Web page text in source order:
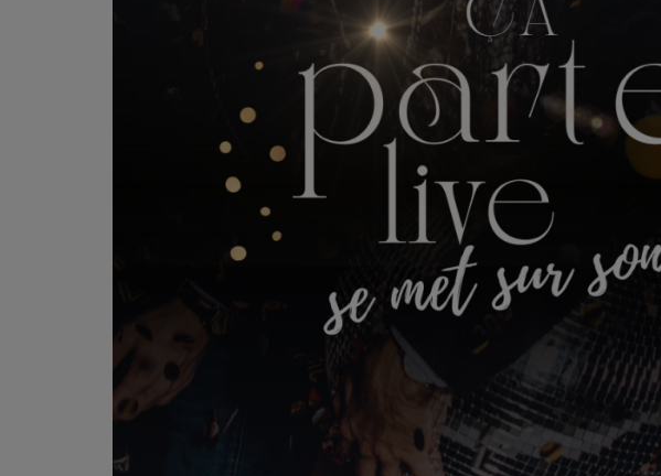
ANNONCEURS & ESPACE PRO
VOTRE PUBLICITÉ SUR PONTACQ RADIO
L'INFORMATION
EN QUOI ÇA CONSISTE ?